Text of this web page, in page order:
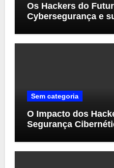
Os Hackers do
Cybersegurança e
Sem categoria
O Impacto dos
Segurança